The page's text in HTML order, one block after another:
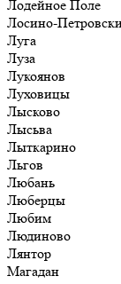
Лодейное Поле
Лосино-
Луга
Луза
Лукоянов
Луховицы
Лысково
Лысьва
Лыткарино
Льгов
Любань
Люберцы
Любим
Людиново
Лянтор
Магадан